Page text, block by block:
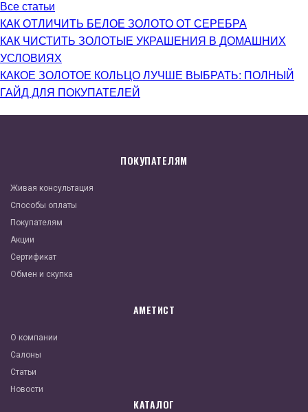
Все статьи
КАК ОТЛИЧИТЬ БЕЛОЕ ЗОЛОТО ОТ СЕРЕБРА
КАК ЧИСТИТЬ ЗОЛОТЫЕ УКРАШЕНИЯ В ДОМАШНИХ
УСЛОВИЯХ
КАКОЕ ЗОЛОТОЕ КОЛЬЦО ЛУЧШЕ ВЫБРАТЬ: ПОЛНЫЙ
ГАЙД ДЛЯ ПОКУПАТЕЛЕЙ
ПОКУПАТЕЛЯМ
Живая консультация
Способы оплаты
Покупателям
Акции
Сертификат
Обмен и скупка
АМЕТИСТ
О компании
Салоны
Статьи
Новости
КАТАЛОГ